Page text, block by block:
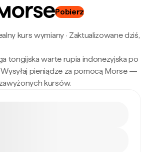
Pobierz
kurs wymiany· Zaktualizowane dziś,
tongijska warte rupia indonezyjska po
pieniądze za pomocą Morse —
kursów.